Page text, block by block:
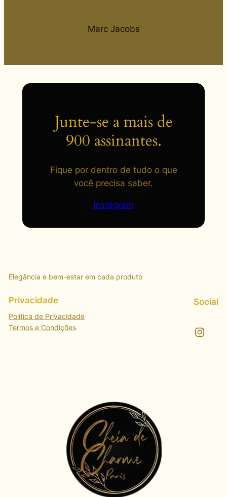
Marc Jacobs
Junte-se a mais de
900 assinantes.
Fique por dentro de tudo o que
você precisa saber.
Instagram
Elegância e bem-estar em cada produto
Privacidade
Política de Privacidade
Termos e Condições
Social
Instagram